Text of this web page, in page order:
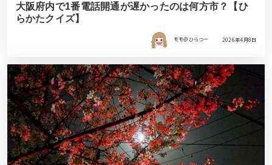
大阪府内で1番電話開通が遅かったのは何方市？【ひ
らかたクイズ】
モモ＠ひらつー 2026年4月8日